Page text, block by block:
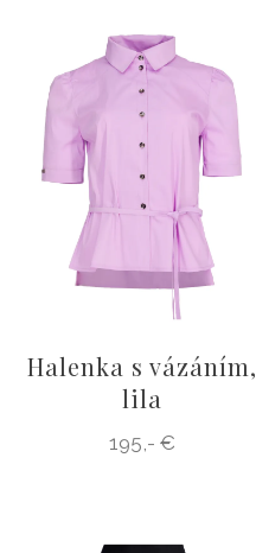
Halenka s vázáním,
lila
195,- €